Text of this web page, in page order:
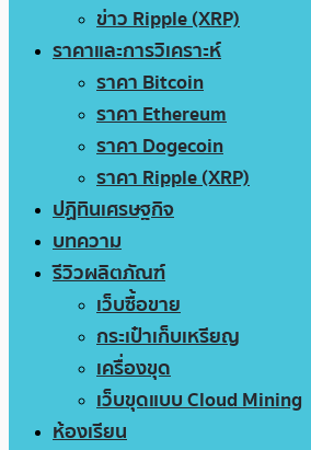
ข่าว Ripple (XRP)
ราคาและการวิเคราะห์
ราคา Bitcoin
ราคา Ethereum
ราคา Dogecoin
ราคา Ripple (XRP)
ปฏิทินเศรษฐกิจ
บทความ
รีวิวผลิตภัณฑ์
เว็บซื้อขาย
กระเป๋าเก็บเหรียญ
เครื่องขุด
เว็บขุดแบบ Cloud Mining
ห้องเรียน